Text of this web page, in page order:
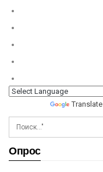
Translate
Опрос